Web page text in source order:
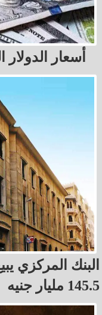
أسعار الدولار
البنك المركزي
145.5 مليار جنيه